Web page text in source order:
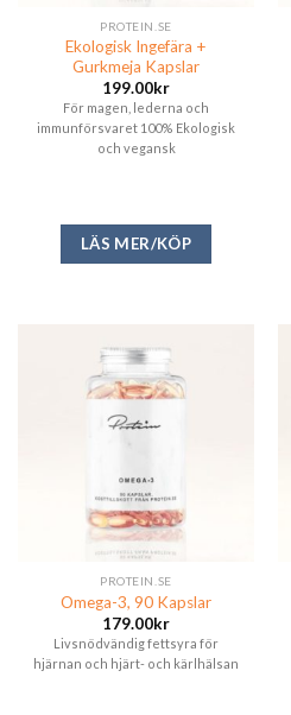
PROTEIN.SE
Ekologisk Ingefära +
Gurkmeja Kapslar
199.00kr
För magen, lederna och
immunförsvaret 100% Ekologisk
och vegansk
LÄS MER/KÖP
PROTEIN.SE
Omega-3, 90 Kapslar
179.00kr
Livsnödvändig fettsyra för
hjärnan och hjärt- och kärlhälsan